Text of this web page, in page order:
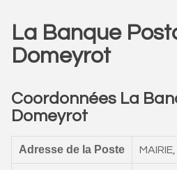
La Banque
Domeyrot
Coordonnées La
Domeyrot
Adresse de la Poste